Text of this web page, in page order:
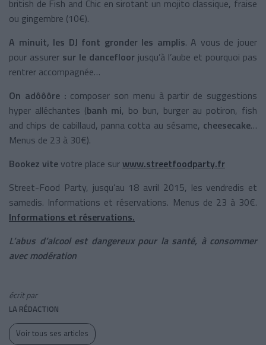
british de Fish and Chic en sirotant un mojito classique, fraise
ou gingembre (10€).
A minuit, les DJ font gronder les amplis. A vous de jouer
pour assurer sur le dancefloor jusqu’à l’aube et pourquoi pas
rentrer accompagnée…
On adôôôre : composer son menu à partir de suggestions
hyper alléchantes (banh mi, bo bun, burger au potiron, fish
and chips de cabillaud, panna cotta au sésame, cheesecake…
Menus de 23 à 30€).
Bookez vitevotre place surwww.streetfoodparty.fr
Street-Food Party, jusqu’au 18 avril 2015, les vendredis et
samedis. Informations et réservations. Menus de 23 à 30€.
Informations et réservations.
L’abus d’alcool est dangereux pour la santé, à consommer
avec modération
écrit par
LA RÉDACTION
Voir tous ses articles